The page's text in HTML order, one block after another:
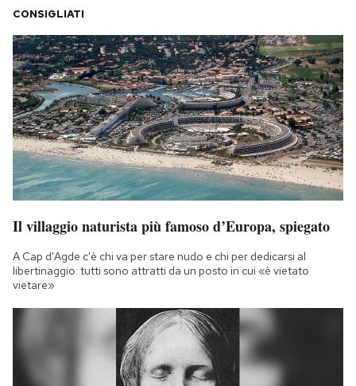
CONSIGLIATI
Il villaggio naturista più famoso d’Europa, spiegato
A Cap d'Agde c'è chi va per stare nudo e chi per dedicarsi al
libertinaggio: tutti sono attratti da un posto in cui «è vietato
vietare»